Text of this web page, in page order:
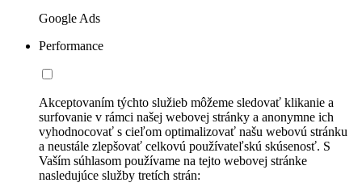
Google Ads
Performance
Akceptovaním týchto služieb môžeme sledovať klikanie a
surfovanie v rámci našej webovej stránky a anonymne ich
vyhodnocovať s cieľom optimalizovať našu webovú stránku
a neustále zlepšovať celkovú používateľskú skúsenosť. S
Vaším súhlasom používame na tejto webovej stránke
nasledujúce služby tretích strán: